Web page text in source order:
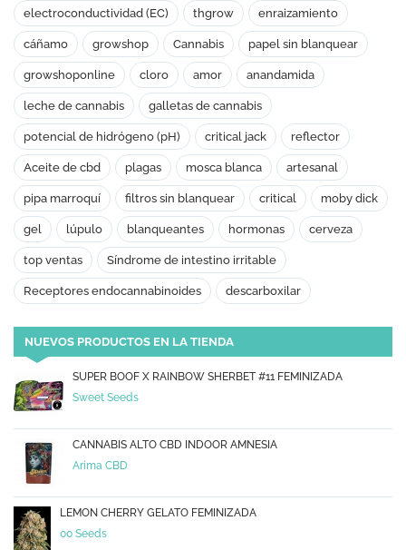
electroconductividad (EC) thgrow enraizamiento
cáñamo growshop Cannabis papel sin blanquear
growshoponline cloro amor anandamida
leche de cannabis galletas de cannabis
potencial de hidrógeno (pH) critical jack reflector
Aceite de cbd plagas mosca blanca artesanal
pipa marroquí filtros sin blanquear critical moby dick
gel lúpulo blanqueantes hormonas cerveza
top ventas Síndrome de intestino irritable
Receptores endocannabinoides descarboxilar
NUEVOS PRODUCTOS EN LA TIENDA
SUPER BOOF X RAINBOW SHERBET #11 FEMINIZADA
Sweet Seeds
CANNABIS ALTO CBD INDOOR AMNESIA
Arima CBD
LEMON CHERRY GELATO FEMINIZADA
00 Seeds